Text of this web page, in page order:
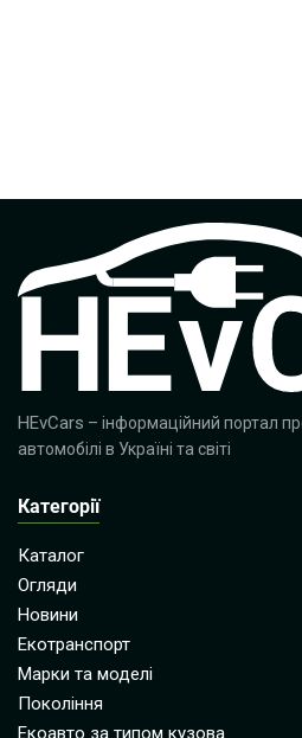
HEvCars – інформаційний портал
автомобілі в Україні та світі
Категорії
Каталог
Огляди
Новини
Екотранспорт
Марки та моделі
Покоління
Екоавто за типом кузова